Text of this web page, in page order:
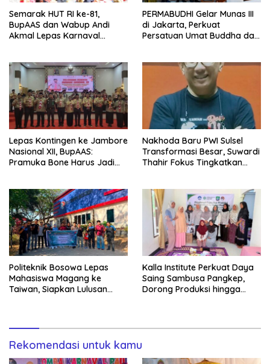
Semarak HUT RI ke-81,
BupAAS dan Wabup Andi
Akmal Lepas Karnaval
PERMABUDHI Gelar Munas III
di Jakarta, Perkuat
Persatuan Umat Buddha dan
Lepas Kontingen ke Jambore
Nasional XII, BupAAS:
Pramuka Bone Harus Jadi
Nakhoda Baru PWI Sulsel
Transformasi Besar, Suwardi
Thahir Fokus Tingkatkan
Politeknik Bosowa Lepas
Mahasiswa Magang ke
Taiwan, Siapkan Lulusan
Kalla Institute Perkuat Daya
Saing Sambusa Pangkep,
Dorong Produksi hingga
Rekomendasi untuk kamu